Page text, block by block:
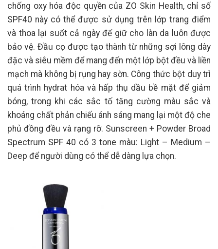
chống oxy hóa độc quyền của ZO Skin Health, chỉ số
SPF40 này có thể được sử dụng trên lớp trang điểm
và thoa lại suốt cả ngày để giữ cho làn da luôn được
bảo vệ. Đầu cọ được tạo thành từ những sợi lông dày
đặc và siêu mềm để mang đến một lớp bột đều và liền
mạch mà không bị rụng hay sờn. Công thức bột duy trì
quá trình hydrat hóa và hấp thụ dầu bề mặt để giảm
bóng, trong khi các sắc tố tăng cường màu sắc và
khoáng chất phản chiếu ánh sáng mang lại một độ che
phủ đồng đều và rạng rỡ. Sunscreen + Powder Broad
Spectrum SPF 40 có 3 tone màu: Light – Medium –
Deep để người dùng có thể dễ dàng lựa chọn.